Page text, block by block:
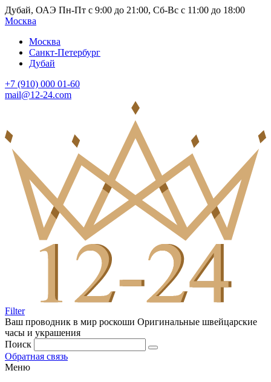
Дубай, ОАЭ Пн-Пт с 9:00 до 21:00, Сб-Вс с 11:00 до 18:00
Москва
Москва
Санкт-Петербург
Дубай
+7 (910) 000 01-60
mail@12-24.com
Filter
Ваш проводник в мир роскоши Оригинальные швейцарские
часы и украшения
Поиск
Обратная связь
Меню